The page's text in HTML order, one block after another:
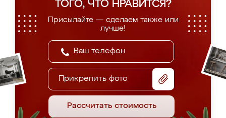
ТОГО, ЧТО НРАВИТСЯ?
Присылайте — сделаем также или
лучше!
Прикрепить фото
Рассчитать стоимость